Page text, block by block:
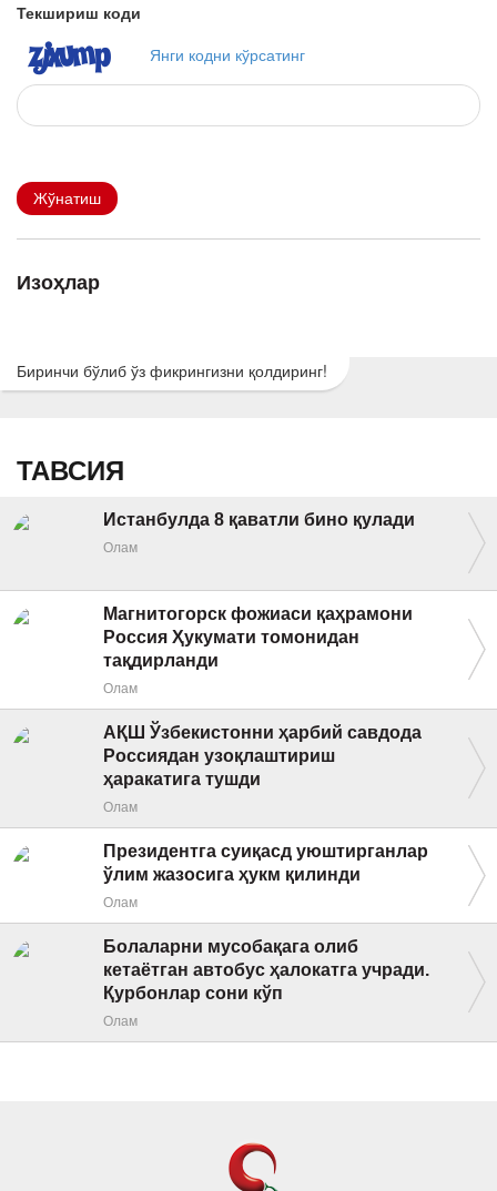
Текшириш коди
Янги кодни кўрсатинг
Жўнатиш
Изоҳлар
Биринчи бўлиб ўз фикрингизни қолдиринг!
ТАВСИЯ
Истанбулда 8 қаватли бино қулади
Олам
Магнитогорск фожиаси қаҳрамони
Россия Ҳукумати томонидан
тақдирланди
Олам
АҚШ Ўзбекистонни ҳарбий савдода
Россиядан узоқлаштириш
ҳаракатига тушди
Олам
Президентга суиқасд уюштирганлар
ўлим жазосига ҳукм қилинди
Олам
Болаларни мусобақага олиб
кетаётган автобус ҳалокатга учради.
Қурбонлар сони кўп
Олам